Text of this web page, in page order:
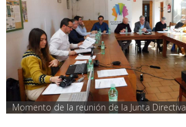
Momento de la reunión de la Junta Directiva